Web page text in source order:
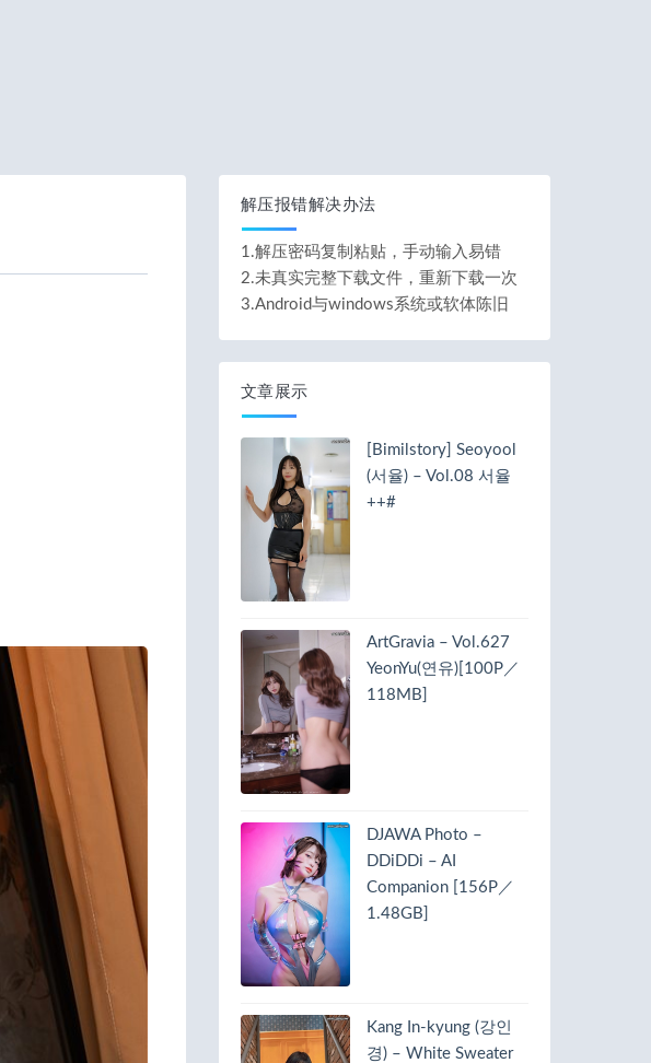
解压报错解决办法
1.解压密码复制粘贴，手动输入易错
2.未真实完整下载文件，重新下载一次
3.Android与windows系统或软体陈旧
文章展示
[Bimilstory] Seoyool
(서율) – Vol.08 서율
++#
ArtGravia – Vol.627
YeonYu(연유)[100P／
118MB]
DJAWA Photo –
DDiDDi – AI
Companion [156P／
1.48GB]
Kang In-kyung (강인
경) – White Sweater